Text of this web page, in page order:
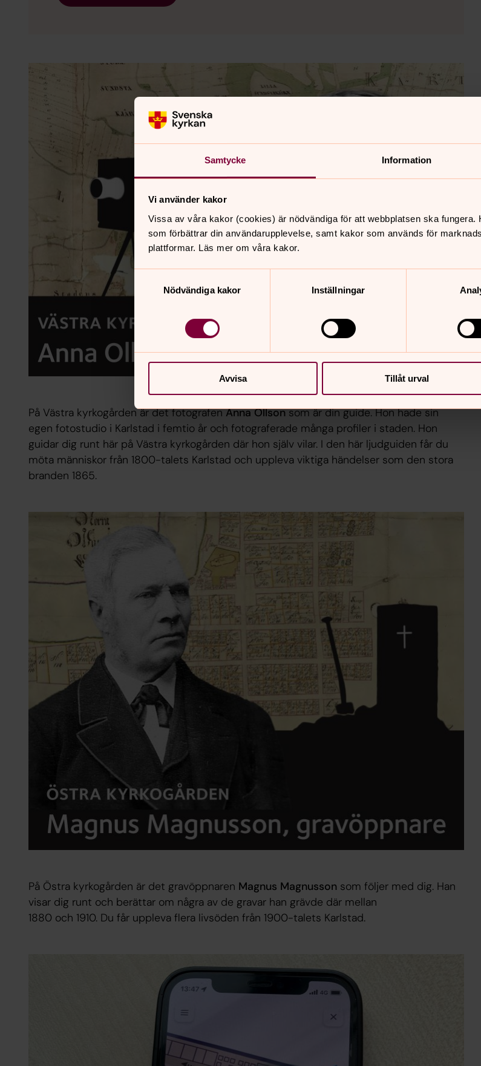
Samtycke Information
Vi använder kakor
Vissa av våra kakor (cookies) är nödvändiga för att webbplatsen ska
som förbättrar din användarupplevelse, samt kakor som används för
plattformar. Läs mer om våra kakor.
Nödvändiga kakor
Inställningar
Avvisa Tillåt urval
På Västra kyrkogården är det fotografenAnna Ollsonsom är din guide. Hon hade sin
egen fotostudio i Karlstad i femtio år och fotograferade många profiler i staden. Hon
guidar dig runt här på Västra kyrkogården där hon själv vilar. I den här ljudguiden får du
möta människor från 1800-talets Karlstad och uppleva viktiga händelser som den stora
branden 1865.
På Östra kyrkogården är det gravöppnaren Magnus Magnussonsom följer med dig. Han
visar dig runt och berättar om några av de gravar han grävde där mellan
1880 och 1910. Du får uppleva flera livsöden från 1900-talets Karlstad.